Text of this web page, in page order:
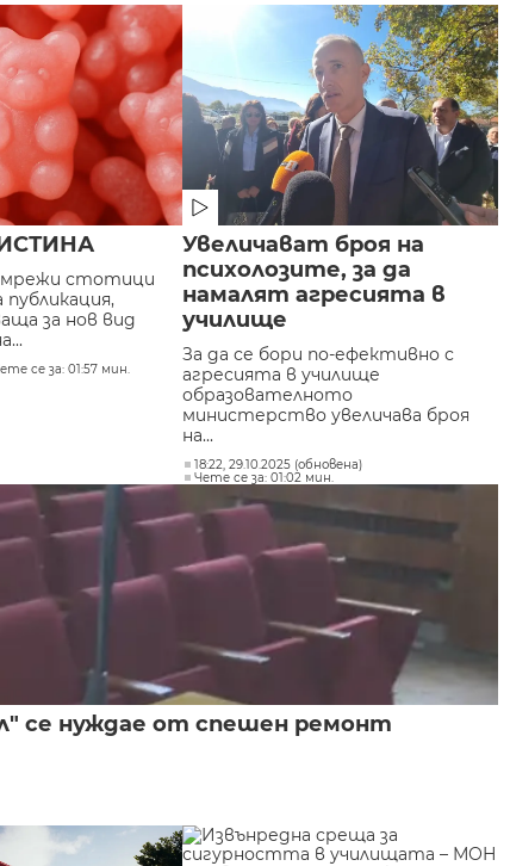
мрежи стотици
публикация,
за нов вид
се за: 01:57 мин.
Увеличават броя на
психолозите, за да
намалят агресията в
училище
За да се бори по-ефективно с
агресията в училище
образователното
министерство увеличава броя
на...
18:22, 29.10.2025 (обновена)
Чете се за: 01:02 мин.
се нуждае от спешен ремонт